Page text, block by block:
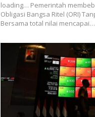
loading… Pemerintah
Obligasi Bangsa Ritel (ORI)
Bersama total nilai mencapai…